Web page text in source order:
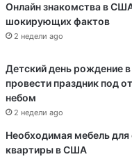
Онлайн знакомства в
шокирующих фактов
2 недели ago
Детский день рождение
провести праздник под
небом
2 недели ago
Необходимая мебель
квартиры в США